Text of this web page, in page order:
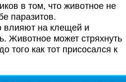
в том, что животное не
паразитов.
влияют на клещей и
Животное может стряхнуть
того как тот присосался к